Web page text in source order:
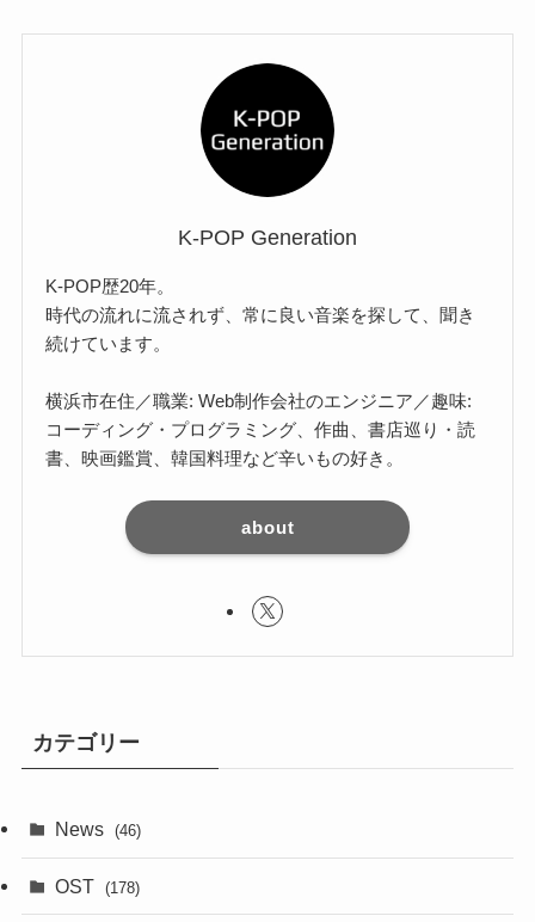
K-POP Generation
K-POP歴20年。
時代の流れに流されず、常に良い音楽を探して、聞き
続けています。
横浜市在住／職業: Web制作会社のエンジニア／趣味:
コーディング・プログラミング、作曲、書店巡り・読
書、映画鑑賞、韓国料理など辛いもの好き。
about
カテゴリー
News (46)
OST (178)